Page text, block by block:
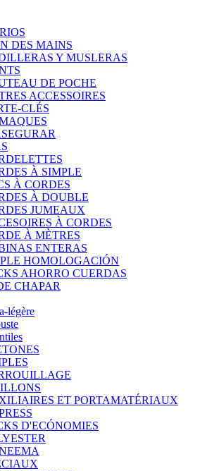
DES MAINS
Y MUSLERAS
DE POCHE
ACCESSOIRES
CLÉS
À SIMPLE
À CORDES
À DOUBLE
JUMEAUX
À CORDES
À MÈTRES
ENTERAS
HOMOLOGACIÓN
AHORRO CUERDAS
CHAPAR
légère
ET PORTAMATÉRIAUX
D'ECÓNOMIES